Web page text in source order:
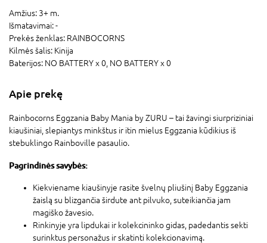
Amžius: 3+ m.
Išmatavimai:-
Prekės ženklas: RAINBOCORNS
Kilmės šalis: Kinija
Baterijos: NO BATTERY x 0, NO BATTERY x 0
Apie prekę
Rainbocorns Eggzania Baby Mania by ZURU – tai žavingi siurpriziniai
kiaušiniai, slepiantys minkštus ir itin mielus Eggzania kūdikius iš
stebuklingo Rainboville pasaulio.
Pagrindinės savybės:
Kiekviename kiaušinyje rasite švelnų pliušinį Baby Eggzania
žaislą su blizgančia širdute ant pilvuko, suteikiančia jam
magiško žavesio.
Rinkinyje yra lipdukai ir kolekcininko gidas, padedantis sekti
surinktus personažus ir skatinti kolekcionavimą.